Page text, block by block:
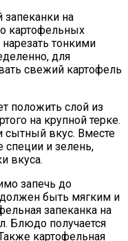
запеканки на
картофельных
тонкими
для
свежий картофель
положить слой из
на крупной терке.
сытный вкус. Вместе
и зелень,
вкуса.
запечь до
должен быть мягким и
запеканка на
Блюдо получается
картофельная